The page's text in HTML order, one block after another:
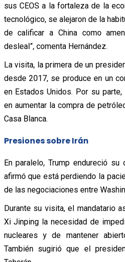
sus CEOS a la fortaleza de la
tecnológico, se alejaron de la
de calificar a China como
desleal”, comenta Hernández.
La visita, la primera de un
desde 2017, se produce en un
en Estados Unidos. Por su
en aumentar la compra de
Casa Blanca.
Presiones sobre Irán
En paralelo, Trump endureció
afirmó que está perdiendo la
de las negociaciones entre
Durante su visita, el mandatario
Xi Jinping la necesidad de
nucleares y de mantener
También sugirió que el